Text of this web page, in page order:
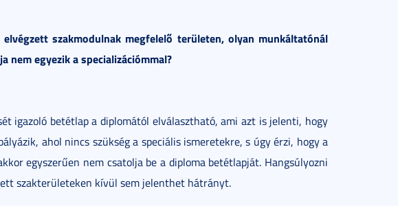
szakmodulnak megfelelő területen, olyan munkáltatónál
nem egyezik a specializációmmal?
igazoló betétlap a diplomától elválasztható, ami azt is jelenti, hogy
ahol nincs szükség a speciális ismeretekre, s úgy érzi, hogy a
egyszerűen nem csatolja be a diploma betétlapját. Hangsúlyozni
szakterületeken kívül sem jelenthet hátrányt.